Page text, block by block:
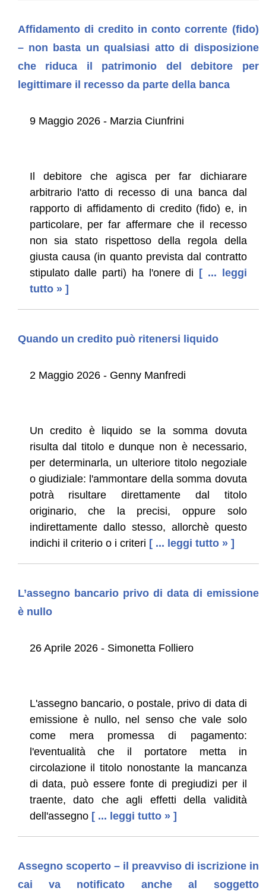
Affidamento di credito in conto corrente (fido)
– non basta un qualsiasi atto di disposizione
che riduca il patrimonio del debitore per
legittimare il recesso da parte della banca
9 Maggio 2026 - Marzia Ciunfrini
Il debitore che agisca per far dichiarare
arbitrario l'atto di recesso di una banca dal
rapporto di affidamento di credito (fido) e, in
particolare, per far affermare che il recesso
non sia stato rispettoso della regola della
giusta causa (in quanto prevista dal contratto
stipulato dalle parti) ha l'onere di [ ... leggi
tutto » ]
Quando un credito può ritenersi liquido
2 Maggio 2026 - Genny Manfredi
Un credito è liquido se la somma dovuta
risulta dal titolo e dunque non è necessario,
per determinarla, un ulteriore titolo negoziale
o giudiziale: l'ammontare della somma dovuta
potrà risultare direttamente dal titolo
originario, che la precisi, oppure solo
indirettamente dallo stesso, allorchè questo
indichi il criterio o i criteri [ ... leggi tutto » ]
L’assegno bancario privo di data di emissione
è nullo
26 Aprile 2026 - Simonetta Folliero
L'assegno bancario, o postale, privo di data di
emissione è nullo, nel senso che vale solo
come mera promessa di pagamento:
l'eventualità che il portatore metta in
circolazione il titolo nonostante la mancanza
di data, può essere fonte di pregiudizi per il
traente, dato che agli effetti della validità
dell'assegno [ ... leggi tutto » ]
Assegno scoperto – il preavviso di iscrizione in
cai va notificato anche al soggetto